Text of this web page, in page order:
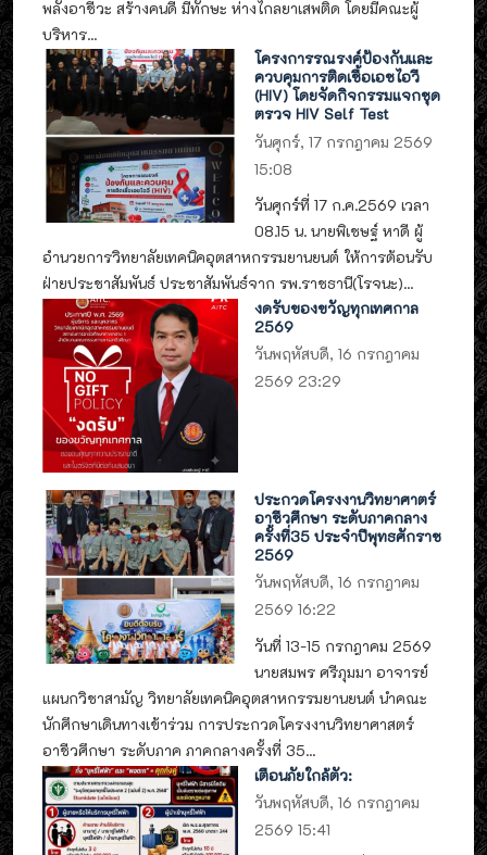
พลังอาชีวะ สร้างคนดี มีทักษะ ห่างไกลยาเสพติด โดยมีคณะผู้
บริหาร...
โครงการรณรงค์ป้องกันและ
ควบคุมการติดเชื้อเอชไอวี
(HIV) โดยจัดกิจกรรมแจกชุด
ตรวจ HIV Self Test
วันศุกร์, 17 กรกฎาคม 2569
15:08
วันศุกร์ที่ 17 ก.ค.2569 เวลา
08.15 น. นายพิเชษฐ์ หาดี ผู้
อำนวยการวิทยาลัยเทคนิคอุตสาหกรรมยานยนต์ ให้การต้อนรับ
ฝ่ายประชาสัมพันธ์ ประชาสัมพันธ์จาก รพ.ราชธานี(โรจนะ)...
งดรับของขวัญทุกเทศกาล
2569
วันพฤหัสบดี, 16 กรกฎาคม
2569 23:29
ประกวดโครงงานวิทยาศาตร์
อาชีวศึกษา ระดับภาคกลาง
ครั้งที่35 ประจำปีพุทธศักราช
2569
วันพฤหัสบดี, 16 กรกฎาคม
2569 16:22
วันที่ 13-15 กรกฎาคม 2569
นายสมพร ศรีภุมมา อาจารย์
แผนกวิชาสามัญ วิทยาลัยเทคนิคอุตสาหกรรมยานยนต์ นำคณะ
นักศึกษาเดินทางเข้าร่วม การประกวดโครงงานวิทยาศาสตร์
อาชีวศึกษา ระดับภาค ภาคกลางครั้งที่ 35...
เตือนภัยใกล้ตัว:
วันพฤหัสบดี, 16 กรกฎาคม
2569 15:41